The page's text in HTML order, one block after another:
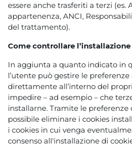
essere anche trasferiti a terzi (es.
appartenenza, ANCI,
del trattamento).
Come controllare
In aggiunta a quanto indicato in
l’utente può gestire le
direttamente all’interno del
impedire – ad esempio – che
installarne. Tramite le
possibile eliminare i cookies
i cookies in cui venga
consenso all'installazione di